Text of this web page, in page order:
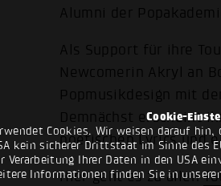
Cookie-
Cookies. Wir weisen darauf
kein sicherer Drittstaat im Sinne des
Verarbeitung Ihrer Daten in den USA
Informationen finden Sie in
Alumni der
Als Support für ihre
Newcomerin Akryl an
Popmusikdesign mit
Demnächst erscheint
poetischen Lyrics und
Hier geht es zu allen